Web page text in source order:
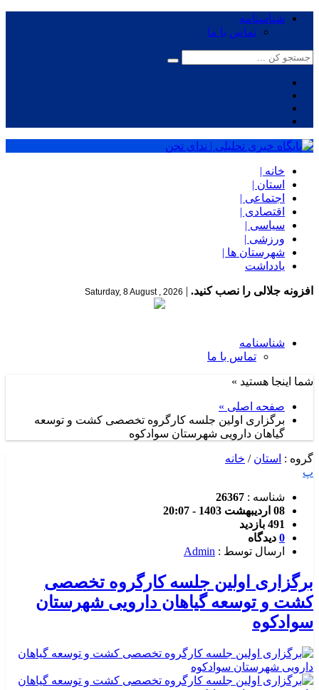
شناسنامه
تماس با ما
خانه |
استان |
اجتماعی |
اقتصادی |
سیاسی |
ورزشی |
شهرستان ها |
یادداشت
افزونه جلالی را نصب کنید. |
Saturday, 8 August , 2026
شناسنامه
تماس با ما
شما اینجا هستید »
صفحه اصلی »
برگزاری اولین جلسه کارگروه تخصصی کشت و توسعه
گیاهان دارویی شهرستان سوادکوه
گروه : استان / خانه
پ
شناسه : 26367
08 اردیبهشت 1403 - 20:07
491 بازدید
0 دیدگاه
ارسال توسط : Admin
برگزاری اولین جلسه کارگروه تخصصی
کشت و توسعه گیاهان دارویی شهرستان
سوادکوه